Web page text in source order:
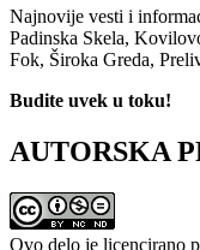
Najnovije vesti i
Padinska Skela,
Fok, Široka Greda,
Budite uvek u toku!
AUTORSKA
Ovo delo je licencirano